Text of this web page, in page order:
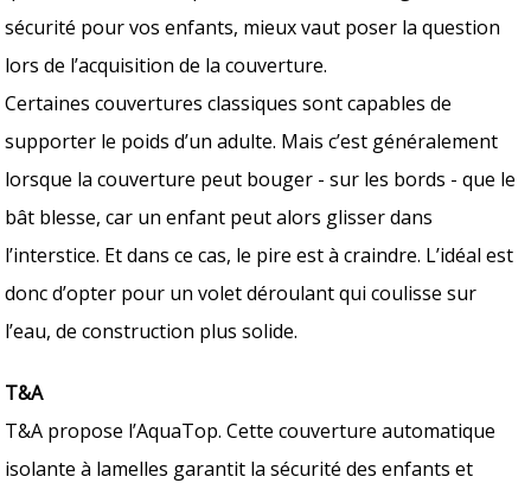
sécurité pour vos enfants, mieux vaut poser la question
lors de l’acquisition de la couverture.
Certaines couvertures classiques sont capables de
supporter le poids d’un adulte. Mais c’est généralement
lorsque la couverture peut bouger - sur les bords - que le
bât blesse, car un enfant peut alors glisser dans
l’interstice. Et dans ce cas, le pire est à craindre. L’idéal est
donc d’opter pour un volet déroulant qui coulisse sur
l’eau, de construction plus solide.
T&A
T&A propose l’AquaTop. Cette couverture automatique
isolante à lamelles garantit la sécurité des enfants et